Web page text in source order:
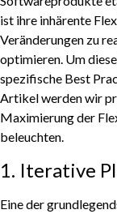
ist ihre inhärente
Veränderungen zu
optimieren. Um
spezifische Best
Artikel werden wir
Maximierung der
beleuchten.
1. Iterative
Eine der